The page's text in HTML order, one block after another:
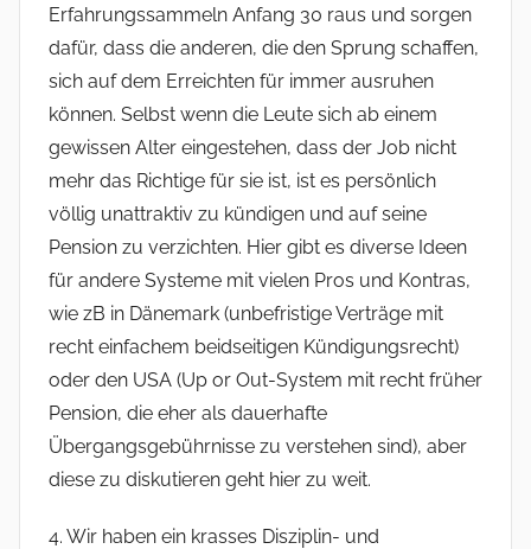
Erfahrungssammeln Anfang 30 raus und sorgen
dafür, dass die anderen, die den Sprung schaffen,
sich auf dem Erreichten für immer ausruhen
können. Selbst wenn die Leute sich ab einem
gewissen Alter eingestehen, dass der Job nicht
mehr das Richtige für sie ist, ist es persönlich
völlig unattraktiv zu kündigen und auf seine
Pension zu verzichten. Hier gibt es diverse Ideen
für andere Systeme mit vielen Pros und Kontras,
wie zB in Dänemark (unbefristige Verträge mit
recht einfachem beidseitigen Kündigungsrecht)
oder den USA (Up or Out-System mit recht früher
Pension, die eher als dauerhafte
Übergangsgebührnisse zu verstehen sind), aber
diese zu diskutieren geht hier zu weit.
4. Wir haben ein krasses Disziplin- und